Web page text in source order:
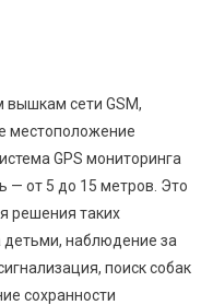
вышкам сети GSM,
местоположение
GPS мониторинга
— от 5 до 15 метров. Это
решения таких
детьми, наблюдение за
поиск собак
сохранности